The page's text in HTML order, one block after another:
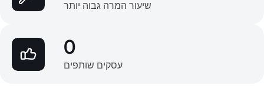
שיעור המרה גבוה יותר
0
עסקים שותפים